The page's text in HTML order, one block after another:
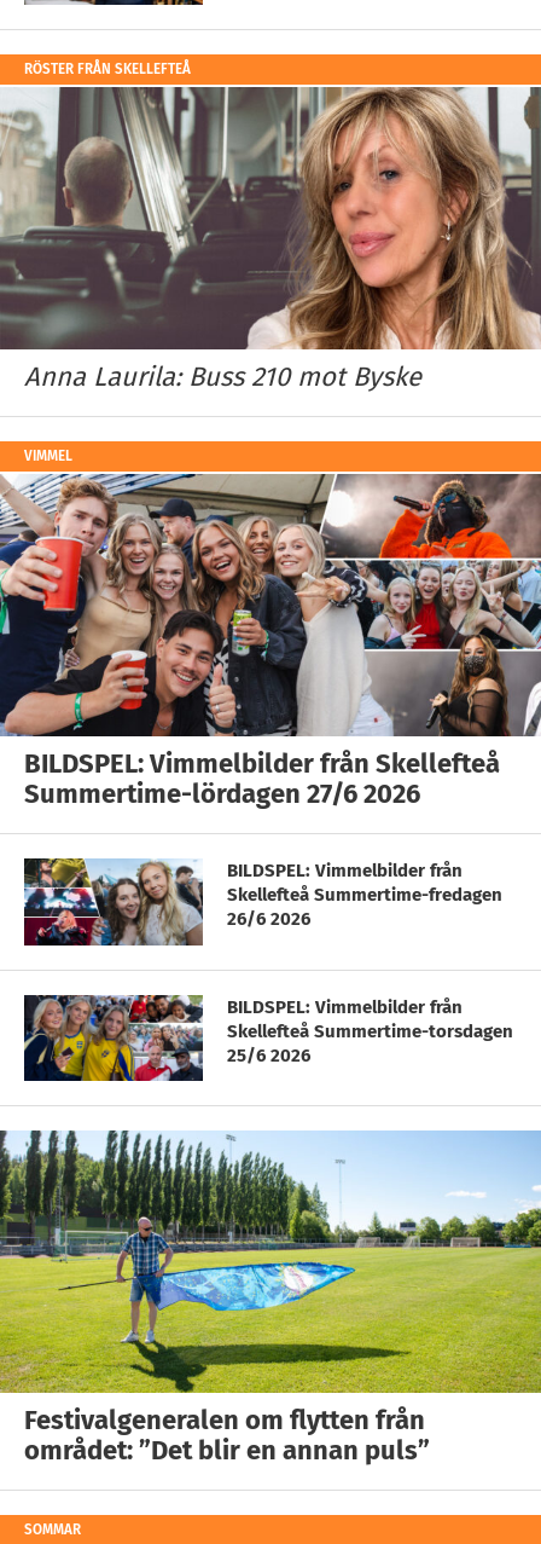
RÖSTER FRÅN SKELLEFTEÅ
Anna Laurila: Buss 210 mot Byske
VIMMEL
BILDSPEL: Vimmelbilder från Skellefteå
Summertime-lördagen 27/6 2026
BILDSPEL: Vimmelbilder från
Skellefteå Summertime-fredagen
26/6 2026
BILDSPEL: Vimmelbilder från
Skellefteå Summertime-torsdagen
25/6 2026
Festivalgeneralen om flytten från
området: ”Det blir en annan puls”
SOMMAR